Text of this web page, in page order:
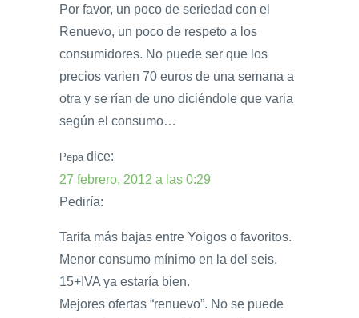
Por favor, un poco de seriedad con el
Renuevo, un poco de respeto a los
consumidores. No puede ser que los
precios varien 70 euros de una semana a
otra y se rían de uno diciéndole que varia
según el consumo…
Pepa dice:
27 febrero, 2012 a las 0:29
Pediría:
Tarifa más bajas entre Yoigos o favoritos.
Menor consumo mínimo en la del seis.
15+IVA ya estaría bien.
Mejores ofertas “renuevo”. No se puede